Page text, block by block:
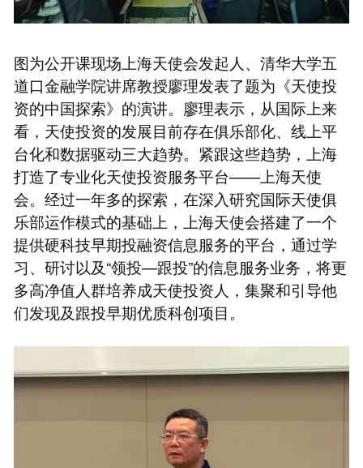
图为公开课现场上海天使会发起人、清华大学五
道口金融学院讲席教授廖理发表了题为《天使投
资的中国探索》的演讲。廖理表示，从国际上来
看，天使投资的发展目前存在俱乐部化、线上平
台化和数据驱动三大趋势。紧跟这些趋势，上海
打造了专业化天使投资服务平台——上海天使
会。经过一年多的探索，在深入研究国际天使俱
乐部运作模式的基础上，上海天使会搭建了一个
提供硬科技早期投融资信息服务的平台，通过学
习、研讨以及“领投—跟投”的信息服务业务，将更
多高净值人群培养成天使投资人，集聚和引导他
们发现及跟投早期优质科创项目。